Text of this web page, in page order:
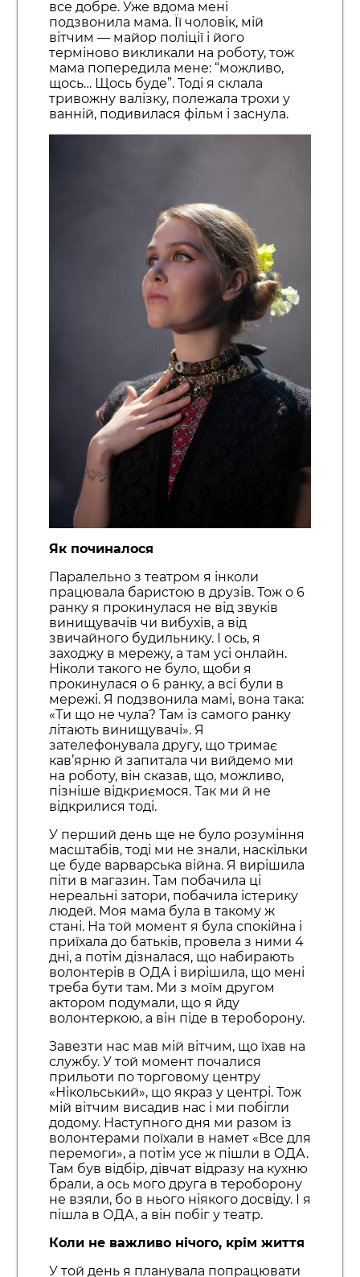
все добре. Уже вдома мені
подзвонила мама. Її чоловік, мій
вітчим — майор поліції і його
терміново викликали на роботу, тож
мама попередила мене: “можливо,
щось… Щось буде”. Тоді я склала
тривожну валізку, полежала трохи у
ванній, подивилася фільм і заснула.
Як починалося
Паралельно з театром я інколи
працювала баристою в друзів. Тож о 6
ранку я прокинулася не від звуків
винищувачів чи вибухів, а від
звичайного будильнику. І ось, я
заходжу в мережу, а там усі онлайн.
Ніколи такого не було, щоби я
прокинулася о 6 ранку, а всі були в
мережі. Я подзвонила мамі, вона така:
«Ти що не чула? Там із самого ранку
літають винищувачі». Я
зателефонувала другу, що тримає
кав’ярню й запитала чи вийдемо ми
на роботу, він сказав, що, можливо,
пізніше відкриємося. Так ми й не
відкрилися тоді.
У перший день ще не було розуміння
масштабів, тоді ми не знали, наскільки
це буде варварська війна. Я вирішила
піти в магазин. Там побачила ці
нереальні затори, побачила істерику
людей. Моя мама була в такому ж
стані. На той момент я була спокійна і
приїхала до батьків, провела з ними 4
дні, а потім дізналася, що набирають
волонтерів в ОДА і вирішила, що мені
треба бути там. Ми з моїм другом
актором подумали, що я йду
волонтеркою, а він піде в тероборону.
Завезти нас мав мій вітчим, що їхав на
службу. У той момент почалися
прильоти по торговому центру
«Нікольський», що якраз у центрі. Тож
мій вітчим висадив нас і ми побігли
додому. Наступного дня ми разом із
волонтерами поїхали в намет «Все для
перемоги», а потім усе ж пішли в ОДА.
Там був відбір, дівчат відразу на кухню
брали, а ось мого друга в тероборону
не взяли, бо в нього ніякого досвіду. І я
пішла в ОДА, а він побіг у театр.
Коли не важливо нічого, крім життя
У той день я планувала попрацювати